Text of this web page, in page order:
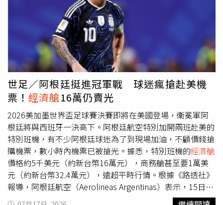
位因缺乏私人空間、無法掌握扶手使用權，往往被視為搭機
體驗中的最大缺點之一。近年美國大型航空公司逐漸改變經
營策略，不再只依靠票價競爭，而是將
推出更多付費升級選項。從基本經濟艙
，到商
務艙及高級套房座位，各航空公司藉由不同舒適程度滿足不
同消費族群，也讓願意付費的旅客支撐更高收益。達美航空
執行長巴斯蒂安（Ed Bastian）日前向投資人表示，過去航
空公司的票價分類較為單純，如今業界持續增加更多產品層
級，以滿足旅客多元需求。鎖定高消費旅客，已成為聯合航
空、達美航空及美國航空的重要營運方向。即使過去以低票
價聞名的航空公司，例如西南航空、捷藍航空及邊疆航空，
也開始推出更舒適的座位與額外付費服務。市場數據顯示，
高級座位需求正在帶動航空公司營收成長。今年第二季，聯
合航空高級座位收入較去年同期增加16％，高於基本 經濟艙
11％的成長幅度；達美航空高級座位收入則成長17％，主
艙收入僅增加8％。相較之下，主打低票價的航空市場近年
面臨壓力，甚至曾以超低票價模式吸引旅客的精神航空
世足／阿根廷挺進冠軍戰 球迷瘋搶赴美機
票！經濟艙16萬仍賣光
2026美加墨世界盃足球賽決賽即將在美國登場，衛冕軍阿
根廷將與西班牙一決高下。阿根廷航空特別加開兩班赴美的
特別班機，有不少阿根廷球迷為了到現場加油，不顧價錢搶
購機票，數小時內機票已被搶光。據悉，特別班機的經濟艙
價格約5千美元（約新台幣16萬元），商務艙甚至要1萬美
元（約新台幣32.4萬元），遠超平時行情。根據《路透社》
報導，阿根廷航空（Aerolineas Argentinas）表示，15日晚
間釋出兩班從布宜諾斯艾利斯飛往美國紐約的特別航班，共